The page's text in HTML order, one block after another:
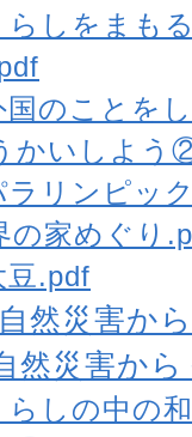
らしをまも
国のことを
かいしよう
ラリンピッ
家めぐり
豆.pdf
自然災害か
然災害か
らしの中の